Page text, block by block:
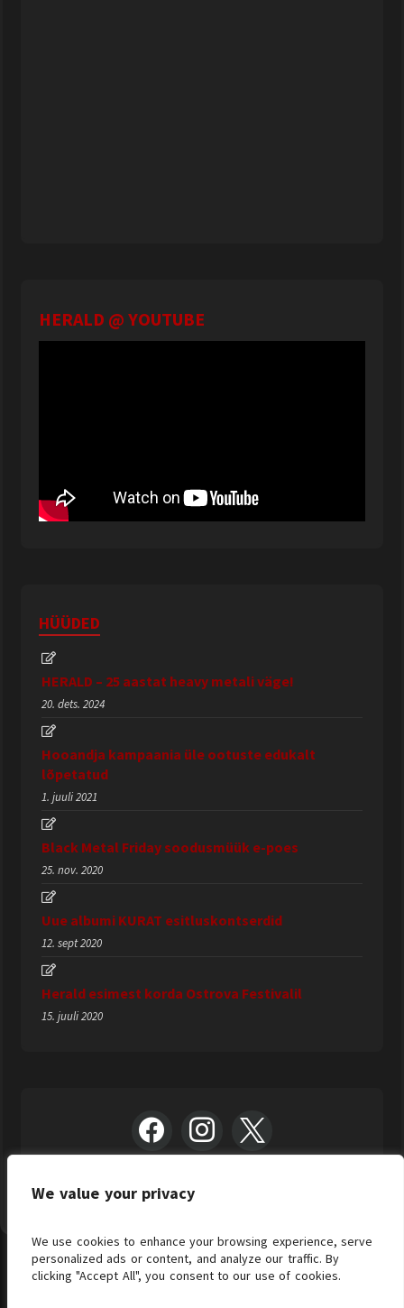
We value your privacy
We use cookies to enhance your browsing experience, serve
personalized ads or content, and analyze our traffic. By
clicking "Accept All", you consent to our use of cookies.
HERALD @ YOUTUBE
HÜÜDED
HERALD – 25 aastat heavy metali väge!
20. dets. 2024
Hooandja kampaania üle ootuste edukalt
lõpetatud
1. juuli 2021
Black Metal Friday soodusmüük e-poes
25. nov. 2020
Uue albumi KURAT esitluskontserdid
12. sept 2020
Herald esimest korda Ostrova Festivalil
15. juuli 2020